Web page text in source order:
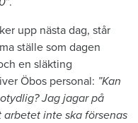
upp nästa dag, står
ställe som dagen
en släkting
Öbos personal: ”Kan
Jag jagar på
inte ska försenas